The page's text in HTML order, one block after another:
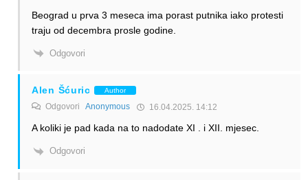
Beograd u prva 3 meseca ima porast putnika iako protesti
traju od decembra prosle godine.
Odgovori
Alen Šćuric Author
Odgovori Anonymous 16.04.2025. 14:12
A koliki je pad kada na to nadodate XI . i XII. mjesec.
Odgovori